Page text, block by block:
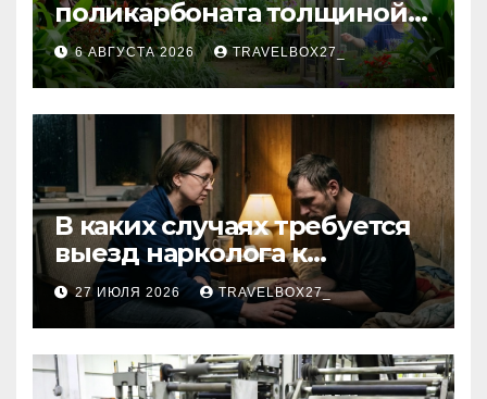
поликарбоната толщиной 4
и 6 мм
6 АВГУСТА 2026 TRAVELBOX27_
В каких случаях требуется
выезд нарколога к
пациенту
27 ИЮЛЯ 2026 TRAVELBOX27_